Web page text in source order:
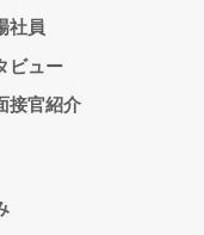
社員
ビュー
接官紹介